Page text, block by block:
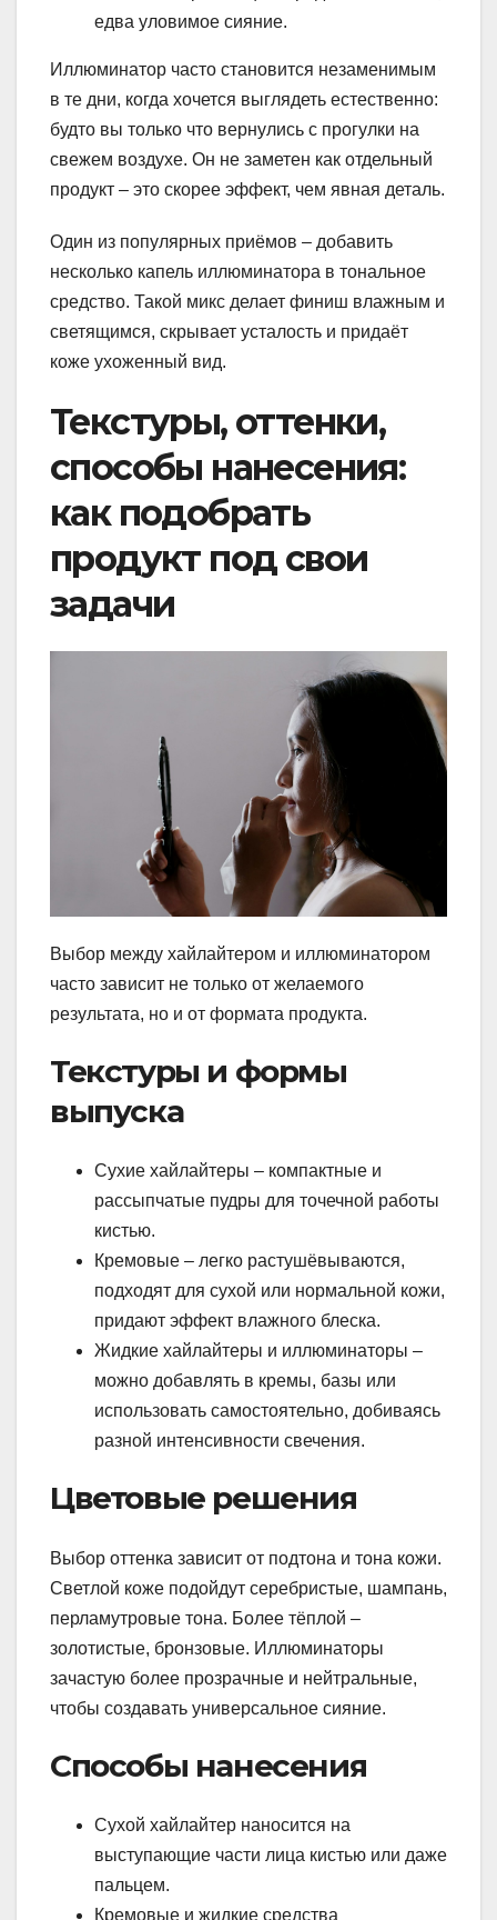
едва уловимое сияние.
Иллюминатор часто становится незаменимым
в те дни, когда хочется выглядеть естественно:
будто вы только что вернулись с прогулки на
свежем воздухе. Он не заметен как отдельный
продукт – это скорее эффект, чем явная деталь.
Один из популярных приёмов – добавить
несколько капель иллюминатора в тональное
средство. Такой микс делает финиш влажным и
светящимся, скрывает усталость и придаёт
коже ухоженный вид.
Текстуры, оттенки,
способы нанесения:
как подобрать
продукт под свои
задачи
Выбор между хайлайтером и иллюминатором
часто зависит не только от желаемого
результата, но и от формата продукта.
Текстуры и формы
выпуска
Сухие хайлайтеры – компактные и
рассыпчатые пудры для точечной работы
кистью.
Кремовые – легко растушёвываются,
подходят для сухой или нормальной кожи,
придают эффект влажного блеска.
Жидкие хайлайтеры и иллюминаторы –
можно добавлять в кремы, базы или
использовать самостоятельно, добиваясь
разной интенсивности свечения.
Цветовые решения
Выбор оттенка зависит от подтона и тона кожи.
Светлой коже подойдут серебристые, шампань,
перламутровые тона. Более тёплой –
золотистые, бронзовые. Иллюминаторы
зачастую более прозрачные и нейтральные,
чтобы создавать универсальное сияние.
Способы нанесения
Сухой хайлайтер наносится на
выступающие части лица кистью или даже
пальцем.
Кремовые и жидкие средства